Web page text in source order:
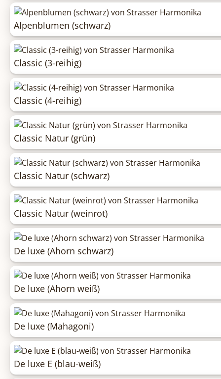
Alpenblumen (schwarz)
Classic (3-reihig)
Classic (4-reihig)
Classic Natur (grün)
Classic Natur (schwarz)
Classic Natur (weinrot)
De luxe (Ahorn schwarz)
De luxe (Ahorn weiß)
De luxe (Mahagoni)
De luxe E (blau-weiß)